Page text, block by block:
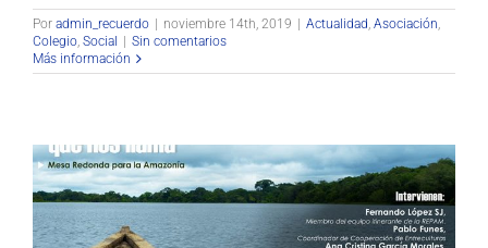
Por admin_recuerdo | noviembre 14th, 2019 | Actualidad Asociación
Colegio Social | Sin comentarios
Más información
Entreculturas: La Amazonía que nos llama